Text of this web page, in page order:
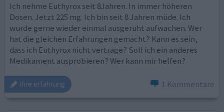
Ich nehme Euthyrox seit 8Jahren. In immer höheren
Dosen. Jetzt 225 mg. Ich bin seit 8 Jahren müde. Ich
wurde gerne wieder einmal ausgeruht aufwachen. Wer
hat die gleichen Erfahrungen gemacht? Kann es sein,
dass ich Euthyrox nicht vertrage? Soll ich ein anderes
Medikament ausprobieren? Wer kann mir helfen?
ihre erfahrung 1 Kommentare